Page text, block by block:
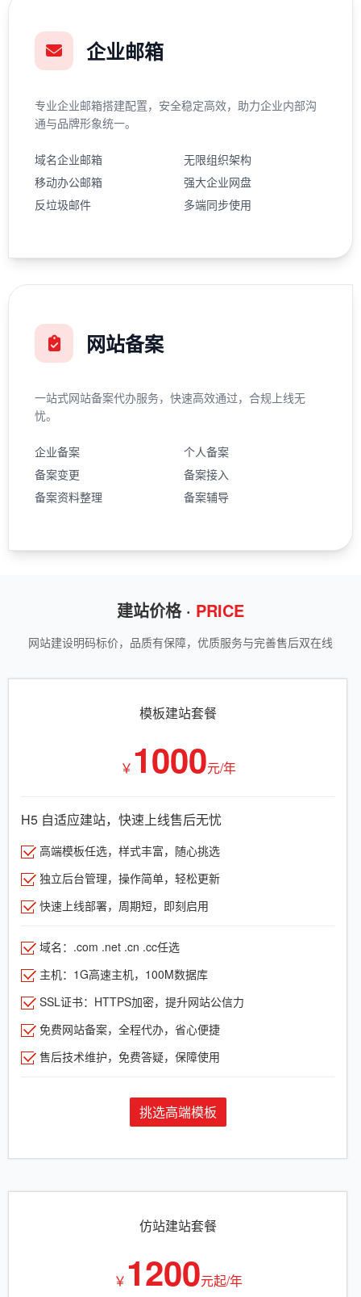
企业邮箱
专业企业邮箱搭建配置，安全稳定高效，助力企业内部沟
通与品牌形象统一。
域名企业邮箱
无限组织架构
移动办公邮箱
强大企业网盘
反垃圾邮件
多端同步使用
网站备案
一站式网站备案代办服务，快速高效通过，合规上线无
忧。
企业备案
个人备案
备案变更
备案接入
备案资料整理
备案辅导
建站价格 · PRICE
网站建设明码标价，品质有保障，优质服务与完善售后双在线
模板建站套餐
￥ 1000元/年
H5 自适应建站，快速上线售后无忧
高端模板任选，样式丰富，随心挑选
独立后台管理，操作简单，轻松更新
快速上线部署，周期短，即刻启用
域名：.com .net .cn .cc任选
主机：1G高速主机，100M数据库
SSL证书：HTTPS加密，提升网站公信力
免费网站备案，全程代办，省心便捷
售后技术维护，免费答疑，保障使用
挑选高端模板
仿站建站套餐
￥ 1200元起/年